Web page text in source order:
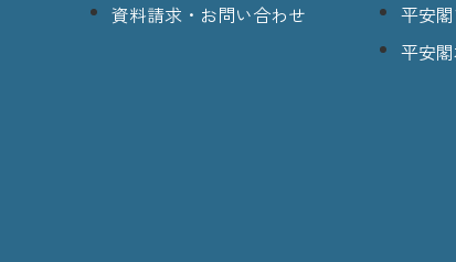
資料請求・お問い合わせ
平安
平安